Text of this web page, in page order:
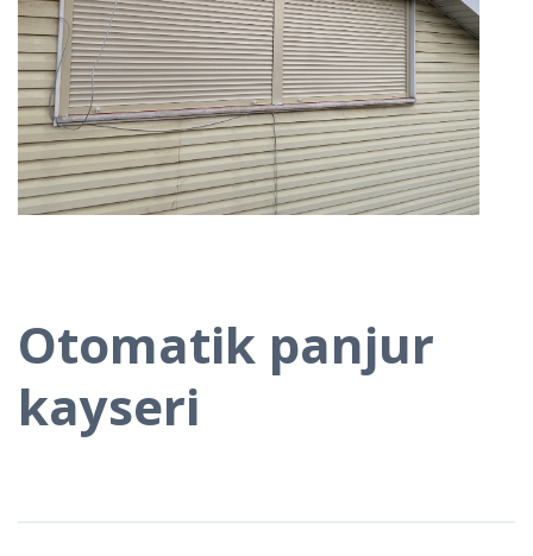
Otomatik panjur
kayseri